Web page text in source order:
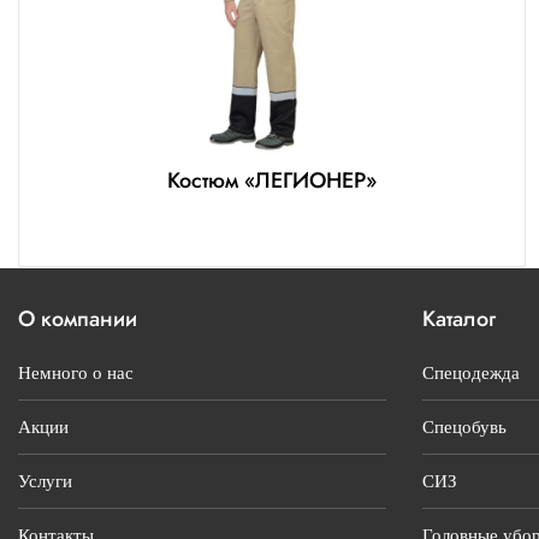
Костюм «ЛЕГИОНЕР»
О компании
Немного о нас
Акции
Услуги
Каталог
Спецодежда
Спецобувь
СИЗ